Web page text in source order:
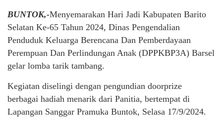
BUNTOK,-Menyemarakan Hari Jadi Kabupaten Barito
Selatan Ke-65 Tahun 2024, Dinas Pengendalian
Penduduk Keluarga Berencana Dan Pemberdayaan
Perempuan Dan Perlindungan Anak (DPPKBP3A) Barsel
gelar lomba tarik tambang.
Kegiatan diselingi dengan pengundian doorprize
berbagai hadiah menarik dari Panitia, bertempat di
Lapangan Sanggar Pramuka Buntok, Selasa 17/9/2024.